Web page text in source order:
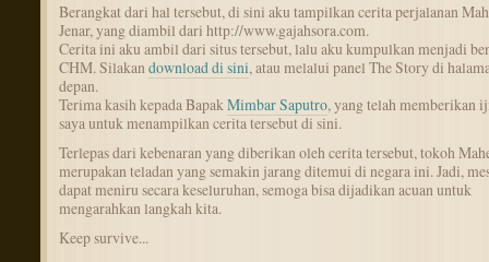
Berangkat dari hal tersebut, di sini aku tampilkan cerita perjalanan
Jenar, yang diambil dari http://www.gajahsora.com.
Cerita ini aku ambil dari situs tersebut, lalu aku kumpulkan menjadi
CHM. Silakandownload di sini, atau melalui panel The Story di
depan.
Terima kasih kepada BapakMimbar Saputro, yang telah memberikan
saya untuk menampilkan cerita tersebut di sini.
Terlepas dari kebenaran yang diberikan oleh cerita tersebut, tokoh
merupakan teladan yang semakin jarang ditemui di negara ini. Jadi,
dapat meniru secara keseluruhan, semoga bisa dijadikan acuan untuk
mengarahkan langkah kita.
Keep survive...